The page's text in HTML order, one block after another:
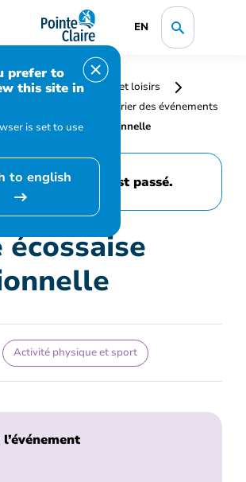
EN
prefer to
this site in
is set to use
to english
culture, sports et loisirs
inscription
Calendrier des événements
écossaise traditionnelle
Cet événement est passé.
écossaise
Activité physique et sport